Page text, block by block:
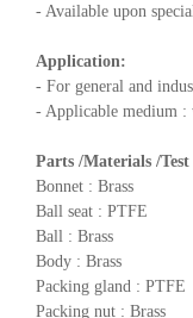
- Available upon
Application:
- For general and
- Applicable medium :
Parts /Materials /
Bonnet : Brass
Ball seat : PTFE
Ball : Brass
Body : Brass
Packing gland : PTFE
Packing nut : Brass